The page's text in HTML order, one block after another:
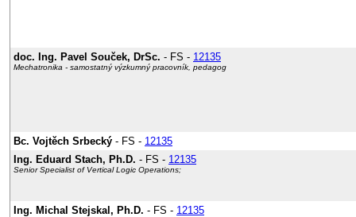
doc. Ing. Pavel Souček, DrSc. - FS - 12135
Mechatronika - samostatný výzkumný pracovník, pedagog
Bc. Vojtěch Srbecký - FS - 12135
Ing. Eduard Stach, Ph.D. - FS - 12135
Senior Specialist of Vertical Logic Operations;
Ing. Michal Stejskal, Ph.D. - FS - 12135